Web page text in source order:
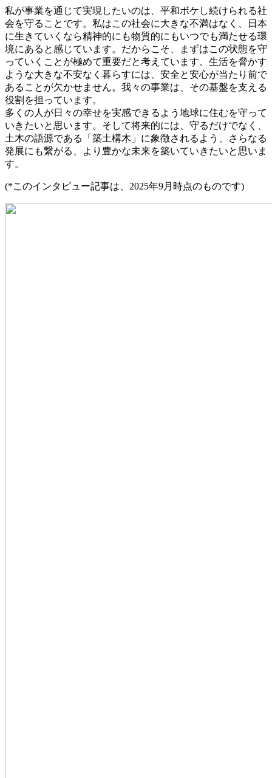
私が事業を通じて実現したいのは、平和ボケし続けられる社
会を守ることです。私はこの社会に大きな不満はなく、日本
に生きていくなら精神的にも物質的にもいつでも満たせる環
境にあると感じています。だからこそ、まずはこの状態を守
っていくことが極めて重要だと考えています。生活を脅かす
ような大きな不安なく暮らすには、安全と安心が当たり前で
あることが欠かせません。我々の事業は、その基盤を支える
役割を担っています。
多くの人が日々の幸せを実感できるよう地球に住むを守って
いきたいと思います。そして将来的には、守るだけでなく、
土木の語源である「築土構木」に象徴されるよう、さらなる
発展にも繋がる、より豊かな未来を築いていきたいと思いま
す。
(*このインタビュー記事は、2025年9月時点のものです)